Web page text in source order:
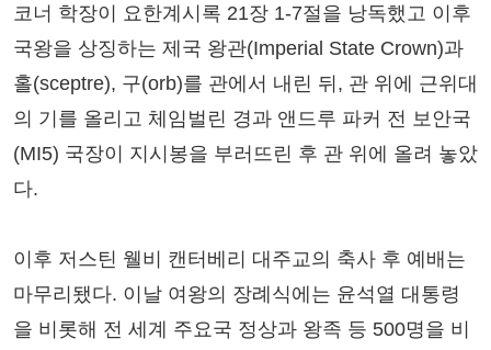
코너 학장이 요한계시록 21장 1-7절을 낭독했고 이후
국왕을 상징하는 제국 왕관(Imperial State Crown)과
홀(sceptre), 구(orb)를 관에서 내린 뒤, 관 위에 근위대
의 기를 올리고 체임벌린 경과 앤드루 파커 전 보안국
(MI5) 국장이 지시봉을 부러뜨린 후 관 위에 올려 놓았
다.
이후 저스틴 웰비 캔터베리 대주교의 축사 후 예배는
마무리됐다. 이날 여왕의 장례식에는 윤석열 대통령
을 비롯해 전 세계 주요국 정상과 왕족 등 500명을 비